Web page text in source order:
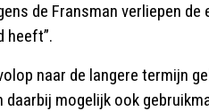
de Fransman verliepen de
heeft”.
naar de langere termijn
mogelijk ook